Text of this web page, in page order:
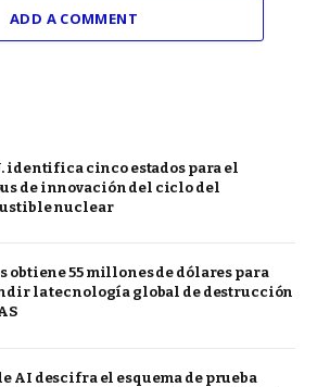
ADD A COMMENT
identifica cinco estados para el
de innovación del ciclo del
nuclear
obtiene 55 millones de dólares para
la tecnología global de destrucción
AI descifra el esquema de prueba